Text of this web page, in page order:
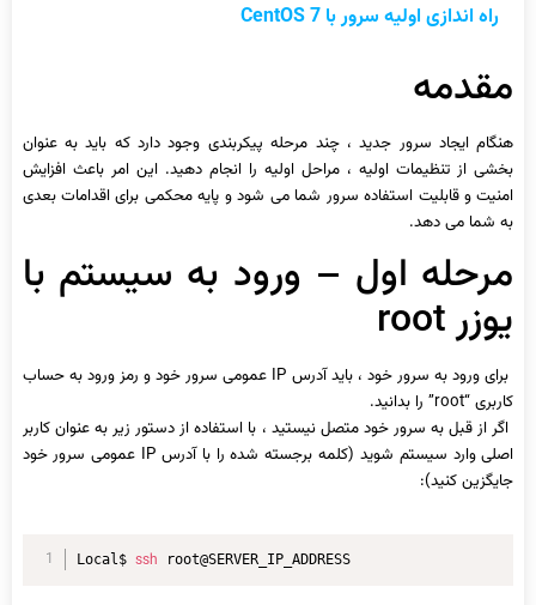
راه اندازی اولیه سرور با CentOS 7
مقدمه
هنگام ایجاد سرور جدید ، چند مرحله پیکربندی وجود دارد که باید به عنوان
بخشی از تنظیمات اولیه ، مراحل اولیه را انجام دهید. این امر باعث افزایش
امنیت و قابلیت استفاده سرور شما می شود و پایه محکمی برای اقدامات بعدی
به شما می دهد.
مرحله اول – ورود به سیستم با
یوزر root
برای ورود به سرور خود ، باید آدرس IP عمومی سرور خود و رمز ورود به حساب
کاربری “root” را بدانید.
اگر از قبل به سرور خود متصل نیستید ، با استفاده از دستور زیر به عنوان کاربر
اصلی وارد سیستم شوید (کلمه برجسته شده را با آدرس IP عمومی سرور خود
جایگزین کنید):
Local$ ssh root@SERVER_IP_ADDRESS